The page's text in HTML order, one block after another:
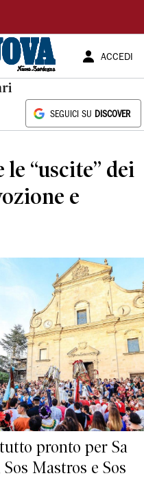
ACCEDI
SEGUICI SU DISCOVER
“uscite” dei
e
pronto per Sa
Mastros e Sos